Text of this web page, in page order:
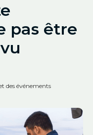
pas être
des événements